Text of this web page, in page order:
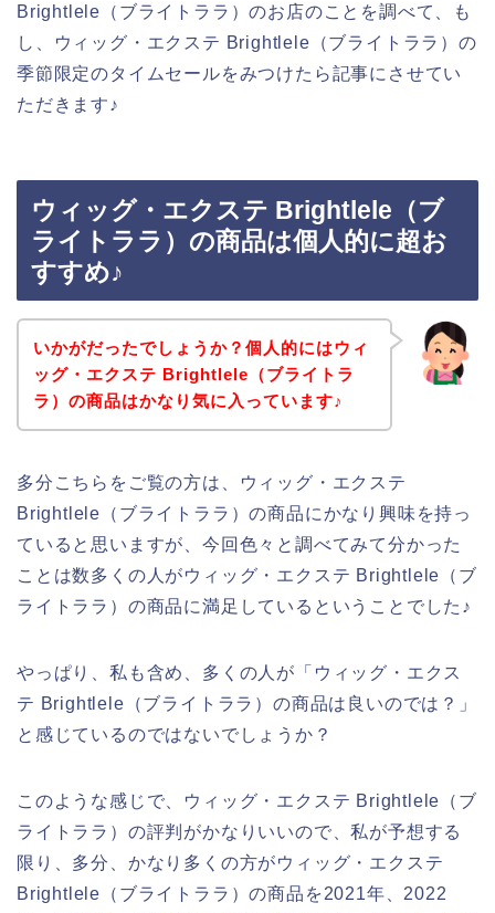
Brightlele（ブライトララ）のお店のことを調べて、も
し、ウィッグ・エクステ Brightlele（ブライトララ）の
季節限定のタイムセールをみつけたら記事にさせてい
ただきます♪
ウィッグ・エクステ Brightlele（ブ
ライトララ）の商品は個人的に超お
すすめ♪
いかがだったでしょうか？個人的にはウィ
ッグ・エクステ Brightlele（ブライトラ
ラ）の商品はかなり気に入っています♪
多分こちらをご覧の方は、ウィッグ・エクステ
Brightlele（ブライトララ）の商品にかなり興味を持っ
ていると思いますが、今回色々と調べてみて分かった
ことは数多くの人がウィッグ・エクステ Brightlele（ブ
ライトララ）の商品に満足しているということでした♪
やっぱり、私も含め、多くの人が「ウィッグ・エクス
テ Brightlele（ブライトララ）の商品は良いのでは？」
と感じているのではないでしょうか？
このような感じで、ウィッグ・エクステ Brightlele（ブ
ライトララ）の評判がかなりいいので、私が予想する
限り、多分、かなり多くの方がウィッグ・エクステ
Brightlele（ブライトララ）の商品を2021年、2022